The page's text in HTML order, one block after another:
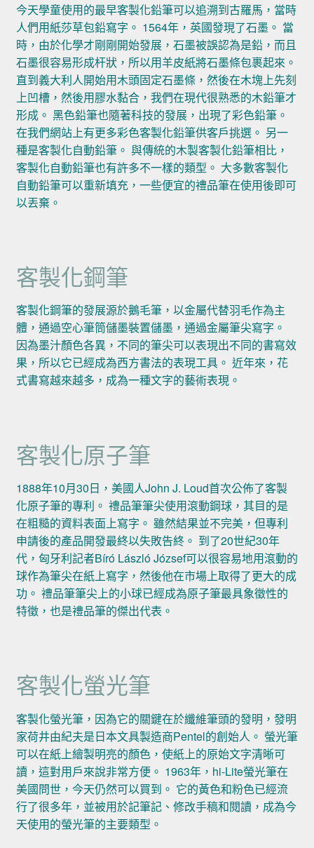
今天學童使用的最早客製化鉛筆可以追溯到古羅馬，當時
人們用紙莎草包鉛寫字。 1564年，英國發現了石墨。 當
時，由於化學才剛剛開始發展，石墨被誤認為是鉛，而且
石墨很容易形成杆狀，所以用羊皮紙將石墨條包裹起來。
直到義大利人開始用木頭固定石墨條，然後在木塊上先刻
上凹槽，然後用膠水黏合，我們在現代很熟悉的木鉛筆才
形成。 黑色鉛筆也隨著科技的發展，出現了彩色鉛筆。
在我們網站上有更多彩色客製化鉛筆供客戶挑選。 另一
種是客製化自動鉛筆。 與傳統的木製客製化鉛筆相比，
客製化自動鉛筆也有許多不一樣的類型。 大多數客製化
自動鉛筆可以重新填充，一些便宜的禮品筆在使用後即可
以丟棄。
客製化鋼筆
客製化鋼筆的發展源於鵝毛筆，以金屬代替羽毛作為主
體，通過空心筆筒儲墨裝置儲墨，通過金屬筆尖寫字。
因為墨汁顏色各異，不同的筆尖可以表現出不同的書寫效
果，所以它已經成為西方書法的表現工具。 近年來，花
式書寫越來越多，成為一種文字的藝術表現。
客製化原子筆
1888年10月30日，美國人John J. Loud首次公佈了客製
化原子筆的專利。 禮品筆筆尖使用滾動鋼球，其目的是
在粗糙的資料表面上寫字。 雖然結果並不完美，但專利
申請後的產品開發最終以失敗告終。 到了20世紀30年
代，匈牙利記者Bíró László József可以很容易地用滾動的
球作為筆尖在紙上寫字，然後他在市場上取得了更大的成
功。 禮品筆筆尖上的小球已經成為原子筆最具象徵性的
特徵，也是禮品筆的傑出代表。
客製化螢光筆
客製化螢光筆，因為它的關鍵在於纖維筆頭的發明，發明
家荷井由紀夫是日本文具製造商Pentel的創始人。 螢光筆
可以在紙上繪製明亮的顏色，使紙上的原始文字清晰可
讀，這對用戶來說非常方便。 1963年，hi-Lite螢光筆在
美國問世，今天仍然可以買到。 它的黃色和粉色已經流
行了很多年，並被用於記筆記、修改手稿和閱讀，成為今
天使用的螢光筆的主要類型。